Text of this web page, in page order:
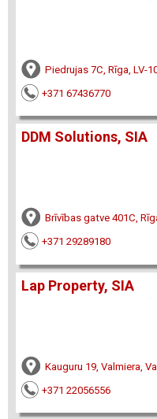
Piedrujas 7C, Rīga, LV-
+371 67436770
DDM Solutions, SIA
Brīvības gatve 401C,
+371 29289180
Lap Property, SIA
Kauguru 19, Valmiera,
+371 22056556